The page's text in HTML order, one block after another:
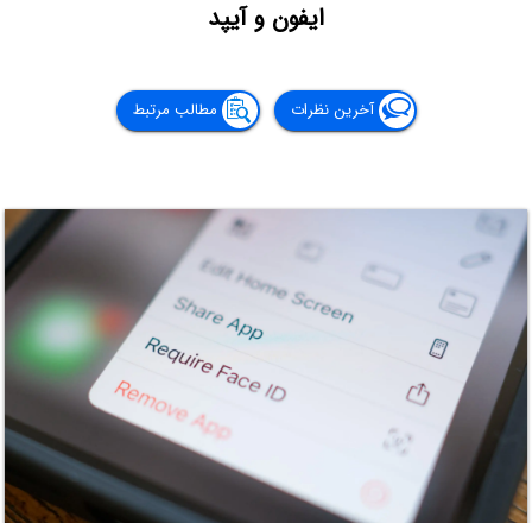
ایفون و آیپد
آخرین نظرات مطالب مرتبط